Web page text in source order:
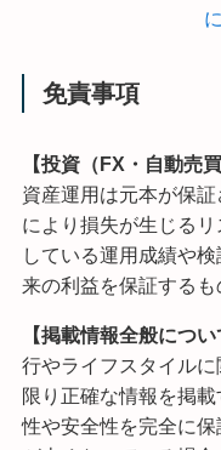
免責事項
【投資（FX・自動売
資産運用は元本が保
により損失が生じる
している運用成績や
来の利益を保証するも
【掲載情報全般につい
行やライフスタイル
限り正確な情報を掲
性や安全性を完全に